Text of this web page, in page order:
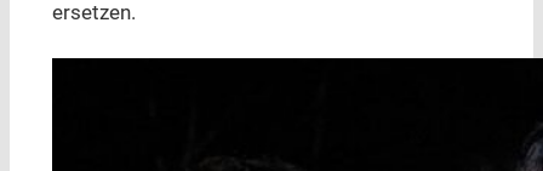
ersetzen.